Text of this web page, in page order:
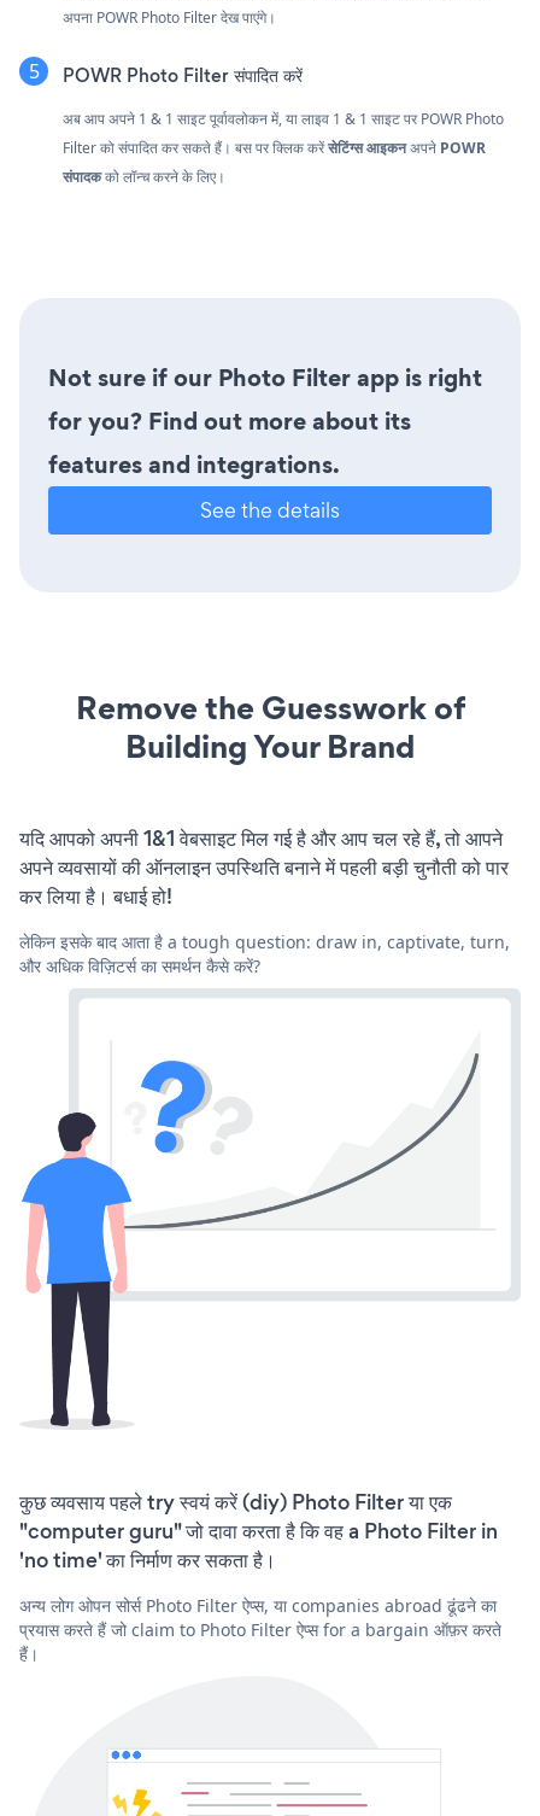
अपना POWR Photo Filter देख पाएंगे।
POWR Photo Filter संपादित करें
अब आप अपने 1 & 1 साइट पूर्वावलोकन में, या लाइव 1 & 1 साइट पर POWR Photo
Filter को संपादित कर सकते हैं। बस पर क्लिक करेंसेटिंग्स आइकनअपने POWR
संपादकको लॉन्च करने के लिए।
Not sure if our Photo Filter app is right
for you? Find out more about its
features and integrations.
See the details
Remove the Guesswork of
Building Your Brand
यदि आपको अपनी 1&1 वेबसाइट मिल गई है और आप चल रहे हैं, तो आपने
अपने व्यवसायों की ऑनलाइन उपस्थिति बनाने में पहली बड़ी चुनौती को पार
कर लिया है। बधाई हो!
लेकिन इसके बाद आता है a tough question: draw in, captivate, turn,
और अधिक विज़िटर्स का समर्थन कैसे करें?
कुछ व्यवसाय पहले try स्वयं करें (diy) Photo Filter या एक
"computer guru" जो दावा करता है कि वह a Photo Filter in
'no time' का निर्माण कर सकता है।
अन्य लोग ओपन सोर्स Photo Filter ऐप्स, या companies abroad ढूंढने का
प्रयास करते हैं जो claim to Photo Filter ऐप्स for a bargain ऑफ़र करते
हैं।